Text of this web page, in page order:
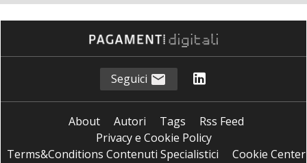
Seguici
About Autori Tags
Rss Feed
Privacy e Cookie Policy
Terms&Conditions Contenuti Specialistici
Cookie Center